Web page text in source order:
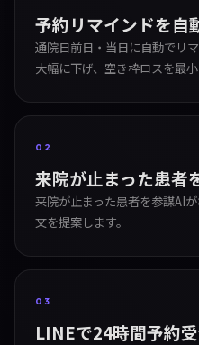
予約リマインドを自
通院日前日・当日に自動でリ
大幅に下げ、空き枠ロスを最小
02
来院が止まった患者
来院が止まった患者を参謀AI
文を提案します。
03
LINEで24時間予約